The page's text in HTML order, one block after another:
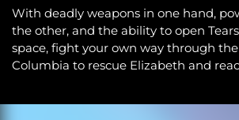
With deadly weapons in one hand,
the other, and the ability to open
space, fight your own way through
Columbia to rescue Elizabeth and